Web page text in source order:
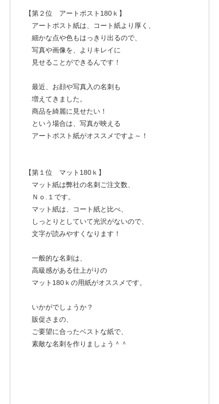
【第２位 アートポスト180ｋ】
アートポスト紙は、コート紙より厚く、
細かな点や色もはっきり出るので、
写真や画像を、よりキレイに
見せることができるんです！
最近、お顔や写真入の名刺も
増えてきました。
商品を綺麗に見せたい！
という場合は、写真が映える
アートポスト紙がオススメですよ～！
【第１位 マット180ｋ】
マット紙は弊社の名刺ご注文数、
Ｎｏ.１です。
マット紙は、コート紙と比べ、
しっとりとしていて光沢がないので、
文字が読みやすくなります！
一般的な名刺は、
高級感がある仕上がりの
マット180ｋの用紙がオススメです。
いかがでしょうか？
販促さまの、
ご要望に合ったベストな紙で、
素敵な名刺を作りましょう＾＾